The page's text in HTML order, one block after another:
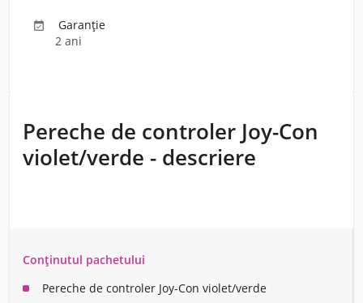

Garanție
2 ani
Pereche de controler Joy-Con
violet/verde - descriere
Conținutul pachetului
Pereche de controler Joy-Con violet/verde